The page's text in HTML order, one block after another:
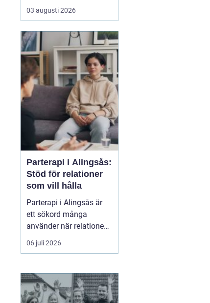
värk i axlar och höfter
sliter på både ork och
länge innan de söker
hjälp, fast problemen
ofta går att påverka. En
naprapat i Köping kan
hjälpa till att hitta
orsaken bak...
03 augusti 2026
Parterapi i Alingsås:
Stöd för relationer
som vill hålla
Parterapi i Alingsås är
ett sökord många
använder när relationen
börjar skava och
vardagen känns mer
samarbete. När
konflikter upprepas,
tystnaden växer eller
06 juli 2026